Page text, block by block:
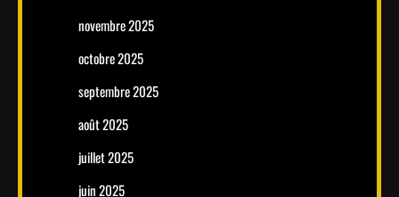
novembre 2025
octobre 2025
septembre 2025
août 2025
juillet 2025
juin 2025